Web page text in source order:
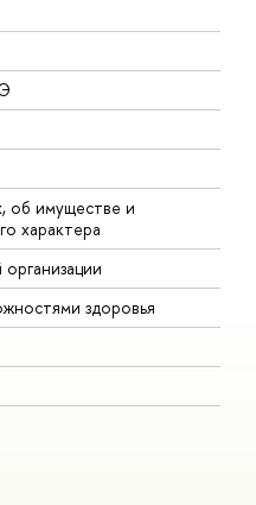
об имуществе и
характера
здоровья